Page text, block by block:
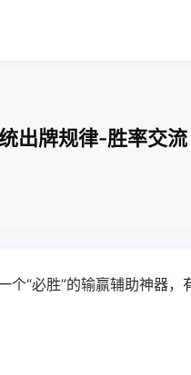
出牌规律-胜率交流
“必胜”的输赢辅助神器，